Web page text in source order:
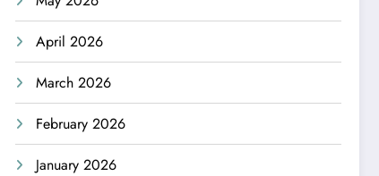
April 2026
March 2026
February 2026
January 2026